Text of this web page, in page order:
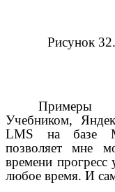
Рисунок 32
Примеры
Учебником,
LMS на базе
позволяет мне
времени прогресс
любое время. И